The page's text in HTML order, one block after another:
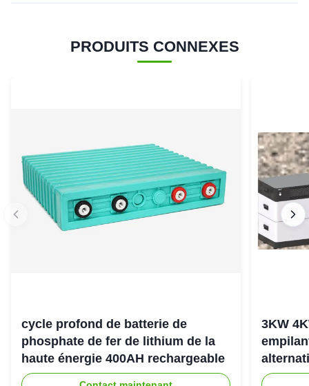
PRODUITS CONNEXES
cycle profond de batterie de
phosphate de fer de lithium de la
haute énergie 400AH rechargeable
3KW